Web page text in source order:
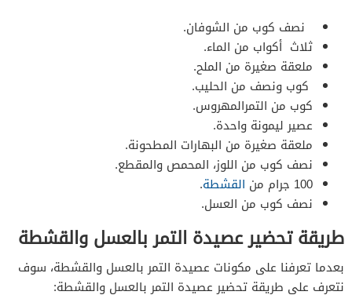
نصف كوب من الشوفان.
ثلاث أكواب من الماء.
ملعقة صغيرة من الملح.
كوب ونصف من الحليب.
كوب من التمرالمهروس.
عصير ليمونة واحدة.
ملعقة صغيرة من البهارات المطحونة.
نصف كوب من اللوز، المحمص والمقطع.
100 جرام من
القشطة.
نصف كوب من العسل.
طريقة تحضير عصيدة التمر بالعسل والقشطة
بعدما تعرفنا على مكونات عصيدة التمر بالعسل والقشطة، سوف
نتعرف على طريقة تحضير عصيدة التمر بالعسل والقشطة: